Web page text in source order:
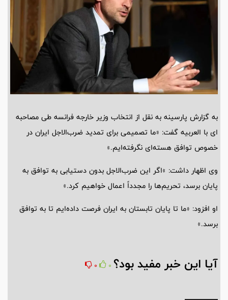
به گزارش پارسینه به نقل از انتخاب وزیر خارجه فرانسه طی مصاحبه
ای با العربیه گفت: «ما تصمیمی برای تمدید ضرب‌الاجل ایران در
خصوص توافق هسته‌ای نگرفته‌ایم.»
وی اظهار داشت: »اگر این ضرب‌الاجل بدون دستیابی به توافق به
پایان برسد، تحریم‌ها را مجدداً اعمال خواهیم کرد.»
او افزود: «ما تا پایان تابستان به ایران فرصت داده‌ایم تا به توافق
برسد.»
آیا این خبر مفید بود؟ 0
0